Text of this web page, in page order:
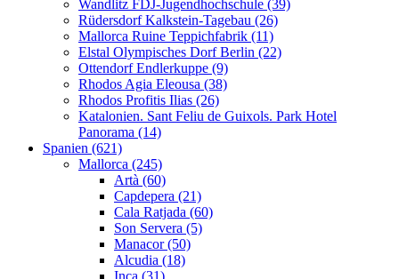
Wandlitz FDJ-Jugendhochschule (39)
Rüdersdorf Kalkstein-Tagebau (26)
Mallorca Ruine Teppichfabrik (11)
Elstal Olympisches Dorf Berlin (22)
Ottendorf Endlerkuppe (9)
Rhodos Agia Eleousa (38)
Rhodos Profitis Ilias (26)
Katalonien. Sant Feliu de Guixols. Park Hotel
Panorama (14)
Spanien (621)
Mallorca (245)
Artà (60)
Capdepera (21)
Cala Ratjada (60)
Son Servera (5)
Manacor (50)
Alcudia (18)
Inca (31)